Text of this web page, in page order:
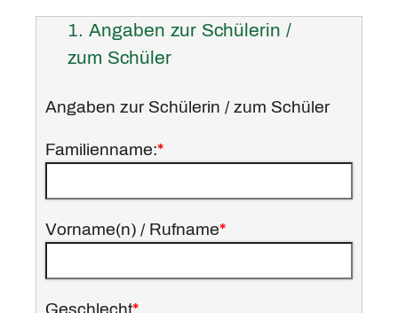
1. Angaben zur Schülerin /
zum Schüler
Angaben zur Schülerin / zum Schüler
Familienname:*
Vorname(n) / Rufname*
Geschlecht*